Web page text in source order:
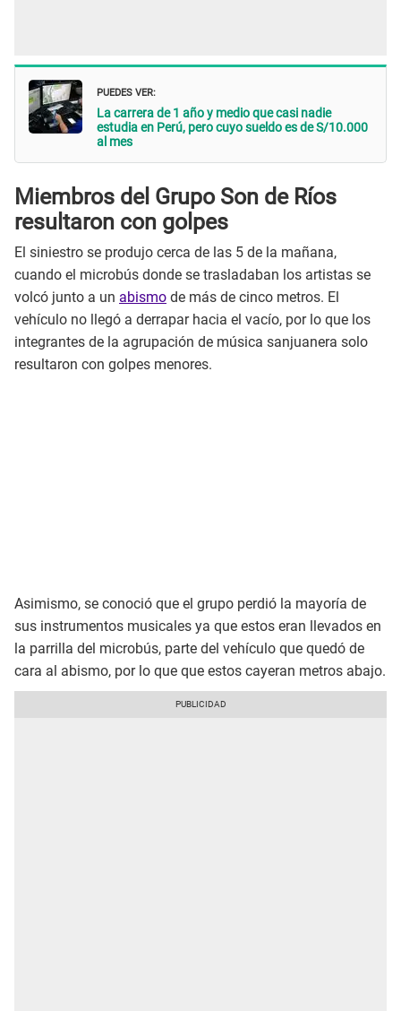
PUEDES VER:
La carrera de 1 año y medio que casi nadie
estudia en Perú, pero cuyo sueldo es de S/10.000
al mes
Miembros del Grupo Son de Ríos
resultaron con golpes
El siniestro se produjo cerca de las 5 de la mañana,
cuando el microbús donde se trasladaban los artistas se
volcó junto a un abismo de más de cinco metros. El
vehículo no llegó a derrapar hacia el vacío, por lo que los
integrantes de la agrupación de música sanjuanera solo
resultaron con golpes menores.
Asimismo, se conoció que el grupo perdió la mayoría de
sus instrumentos musicales ya que estos eran llevados en
la parrilla del microbús, parte del vehículo que quedó de
cara al abismo, por lo que que estos cayeran metros abajo.